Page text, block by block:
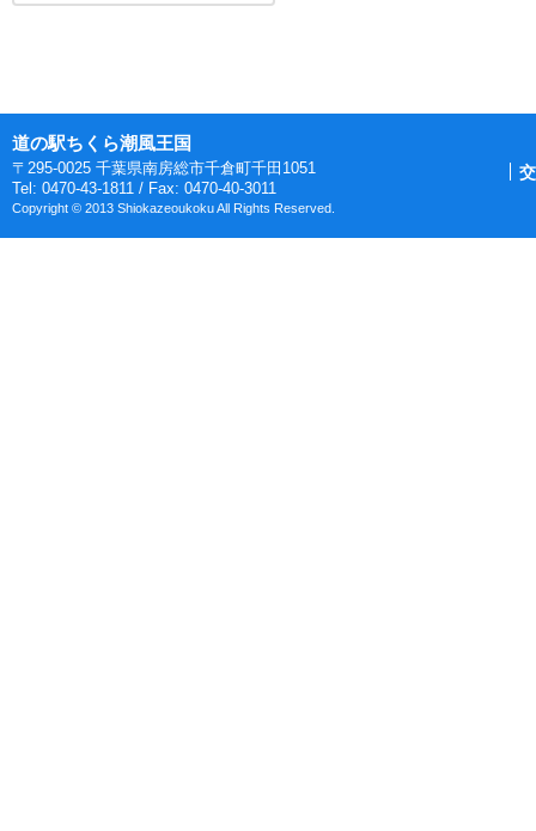
道の駅ちくら潮風王国
〒295-0025 千葉県南房総市千倉町千田1051
Tel: 0470-43-1811 / Fax: 0470-40-3011
Copyright © 2013 Shiokazeoukoku All Rights Reserved.